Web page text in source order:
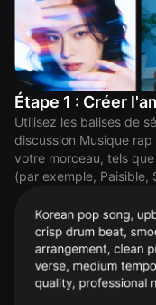
Étape 1 : Créer
Utilisez les balises de
discussion Musique
votre morceau, tels
(par exemple, Paisible,